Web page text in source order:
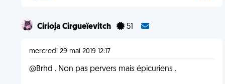
Cirioja Cirgueïevitch 51
mercredi 29 mai 2019 12:17
@Brhd . Non pas pervers mais épicuriens .